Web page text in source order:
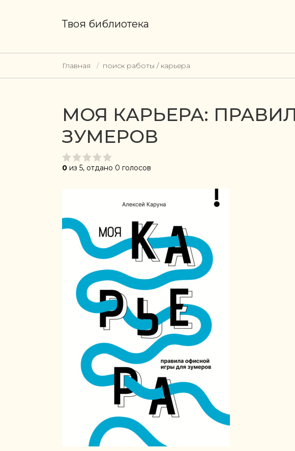
Твоя библиотека
Главная поиск работы / карьера
МОЯ КАРЬЕРА:
ЗУМЕРОВ
0 из 5, отдано 0 голосов